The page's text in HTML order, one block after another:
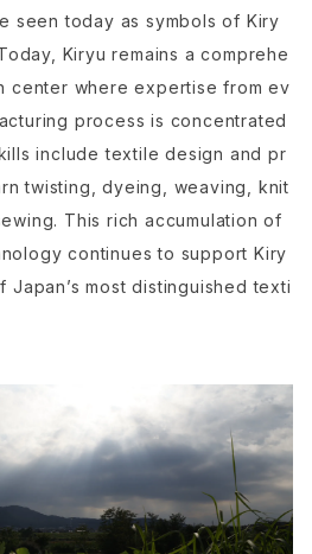
seen today as symbols of Kiry
Kiryu remains a comprehe
center where expertise from ev
process is concentrated
include textile design and pr
twisting, dyeing, weaving, knit
This rich accumulation of
continues to support Kiry
Japan’s most distinguished texti